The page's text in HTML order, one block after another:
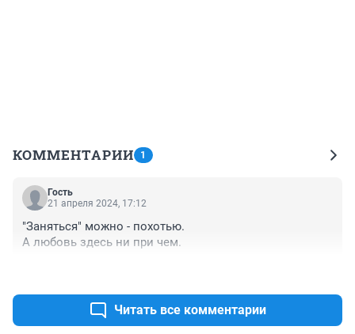
КОММЕНТАРИИ 1
Гость
21 апреля 2024, 17:12
"Заняться" можно - похотью.
А любовь здесь ни при чем.
Читать все комментарии